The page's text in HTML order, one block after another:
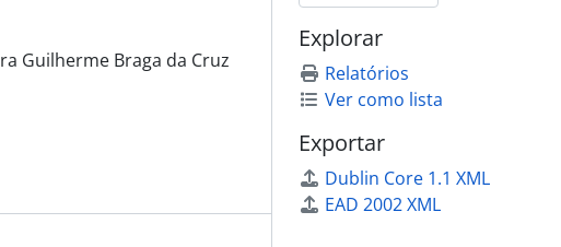
Guilherme Braga da Cruz
Explorar
Relatórios
Ver como lista
Exportar
Dublin Core 1.1 XML
EAD 2002 XML